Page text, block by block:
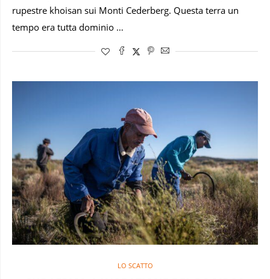
rupestre khoisan sui Monti Cederberg. Questa terra un
tempo era tutta dominio …
LO SCATTO